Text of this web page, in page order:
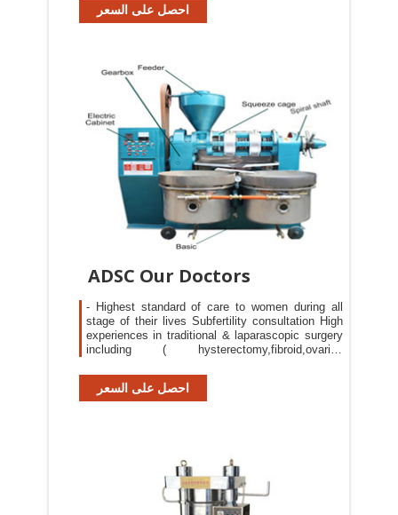
احصل على السعر
ADSC Our Doctors
- Highest standard of care to women during all
stage of their lives Subfertility consultation High
experiences in traditional & laparascopic surgery
including ( hysterectomy,fibroid,ovarian
)
احصل على السعر